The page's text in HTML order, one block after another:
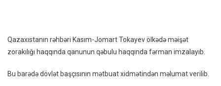
Həbs
Qazaxıstanın rəhbəri Kasım-Jomart Tokayev ölkədə məişət
zorakılığı haqqında qanunun qəbulu haqqında fərman imzalayıb.
Bu barədə dövlət başçısının mətbuat xidmətindən məlumat verilib.